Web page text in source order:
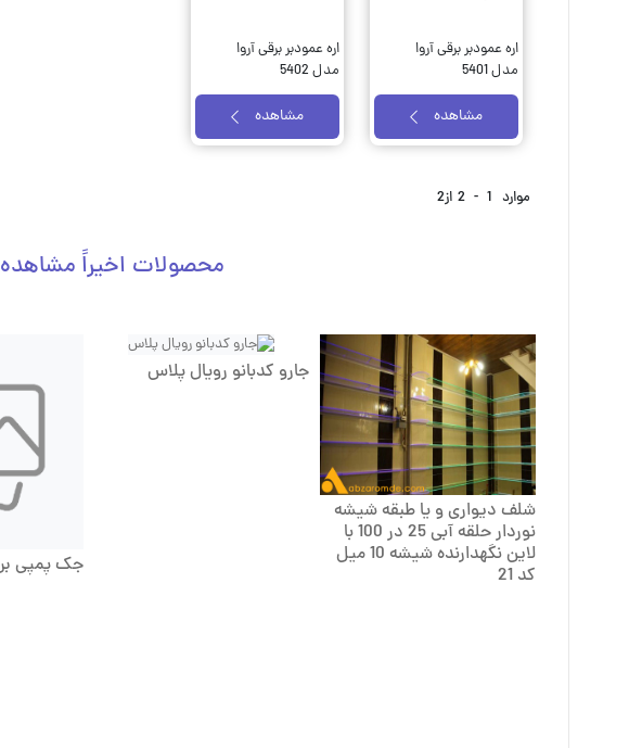
اره عمودبر برقی آروا
مدل 5401
مشاهده
اره عمودبر برقی آروا
مدل 5402
مشاهده
موارد 1
-
2 از2
محصولات اخیراً
شلف دیواری و یا طبقه شیشه
نوردار حلقه آبی 25 در 100 با
لاین نگهدارنده شیشه 10 میل
کد 21
جارو کدبانو رویال پلاس
جک پمپی